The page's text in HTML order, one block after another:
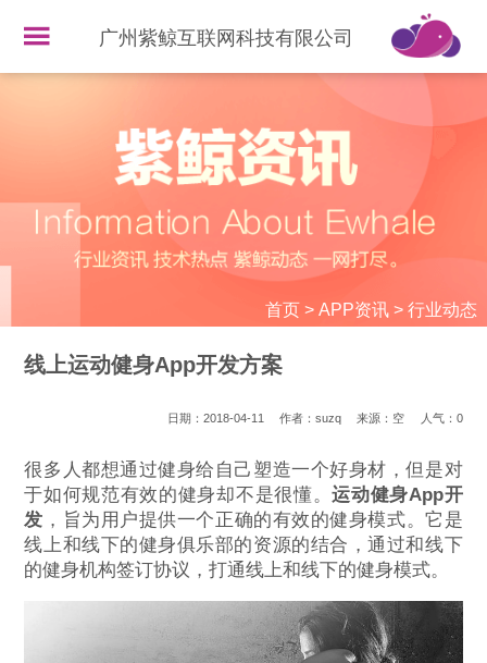
广州紫鲸互联网科技有限公司
首页> APP资讯> 行业动态
线上运动健身App开发方案
日期：2018-04-11 作者：suzq 来源：空 人气： 0
很多人都想通过健身给自己塑造一个好身材，但是对
于如何规范有效的健身却不是很懂。运动健身App开
发 ，旨为用户提供一个正确的有效的健身模式。它是
线上和线下的健身俱乐部的资源的结合，通过和线下
的健身机构签订协议，打通线上和线下的健身模式。